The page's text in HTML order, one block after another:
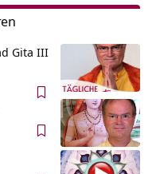
Gita III